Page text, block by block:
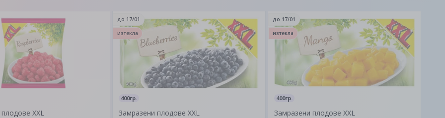
XXL
400гр.
Замразени плодове XXL
до 17/01
изтекла
400гр.
Замразени плодове XXL
до 17/01
изтекла